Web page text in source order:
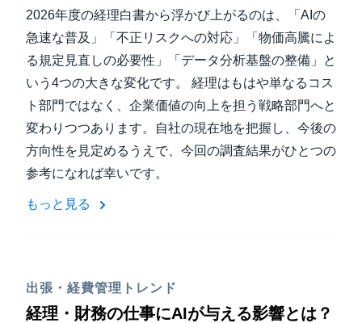
2026年度の経理白書から浮かび上がるのは、「AIの
急速な普及」「不正リスクへの対応」「物価高騰によ
る規定見直しの必要性」「データ分析基盤の整備」と
いう4つの大きな変化です。 経理はもはや単なるコス
ト部門ではなく、企業価値の向上を担う戦略部門へと
変わりつつあります。自社の現在地を把握し、今後の
方向性を見定めるうえで、今回の調査結果がひとつの
参考になれば幸いです。
もっと見る
出張・経費管理トレンド
経理・財務の仕事にAIが与える影響とは？